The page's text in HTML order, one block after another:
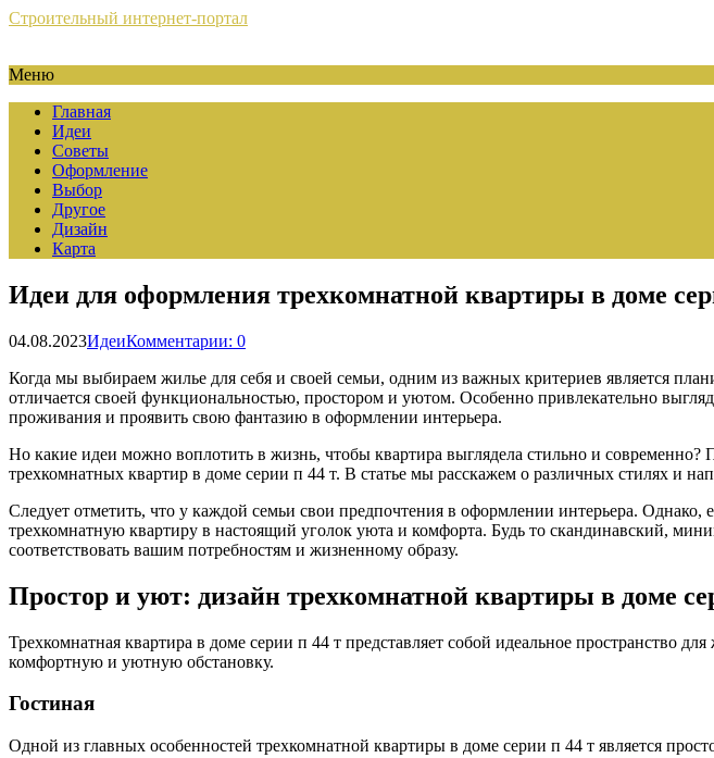
Строительный интернет-портал
Меню
Главная
Идеи
Советы
Оформление
Выбор
Другое
Дизайн
Карта
Идеи для оформления трехкомнатной квартиры в доме
04.08.2023ИдеиКомментарии: 0
Когда мы выбираем жилье для себя и своей семьи, одним из важных критериев является
отличается своей функциональностью, простором и уютом. Особенно привлекательно
проживания и проявить свою фантазию в оформлении интерьера.
Но какие идеи можно воплотить в жизнь, чтобы квартира выглядела стильно и
трехкомнатных квартир в доме серии п 44 т. В статье мы расскажем о различных стилях и
Следует отметить, что у каждой семьи свои предпочтения в оформлении интерьера.
трехкомнатную квартиру в настоящий уголок уюта и комфорта. Будь то скандинавский,
соответствовать вашим потребностям и жизненному образу.
Простор и уют: дизайн трехкомнатной квартиры в доме
Трехкомнатная квартира в доме серии п 44 т представляет собой идеальное пространство
комфортную и уютную обстановку.
Гостиная
Одной из главных особенностей трехкомнатной квартиры в доме серии п 44 т является